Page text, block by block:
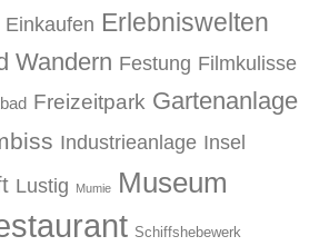
Einkaufen Erlebniswelten
Wandern Festung Filmkulisse
Freizeitpark Gartenanlage
Industrieanlage Insel
Lustig Mumie Museum
Schiffshebewerk